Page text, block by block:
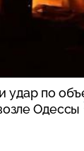
удар по
Одессы